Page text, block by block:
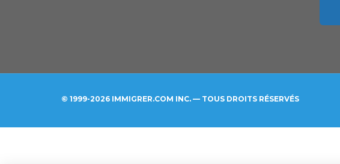
© 1999-2026 IMMIGRER.COM INC. — TOUS DROITS RÉSERVÉS